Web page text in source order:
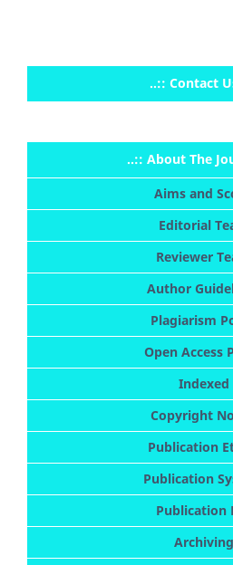
..:: Contact
..:: About The
Aims and
Editorial
Reviewer
Author
Plagiarism
Open Access
Indexed
Copyright
Publication
Publication
Publication
Archiving